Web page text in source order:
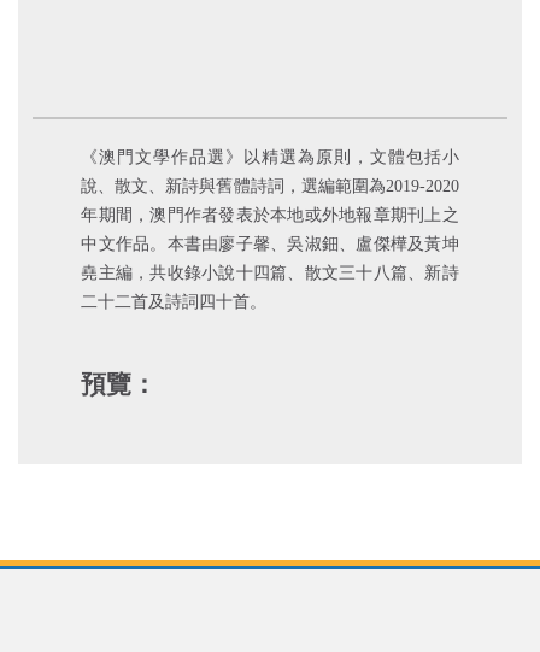
《澳門文學作品選》以精選為原則，文體包括小
說、散文、新詩與舊體詩詞，選編範圍為2019-2020
年期間，澳門作者發表於本地或外地報章期刊上之
中文作品。本書由廖子馨、吳淑鈿、盧傑樺及黃坤
堯主編，共收錄小說十四篇、散文三十八篇、新詩
二十二首及詩詞四十首。
預覽：